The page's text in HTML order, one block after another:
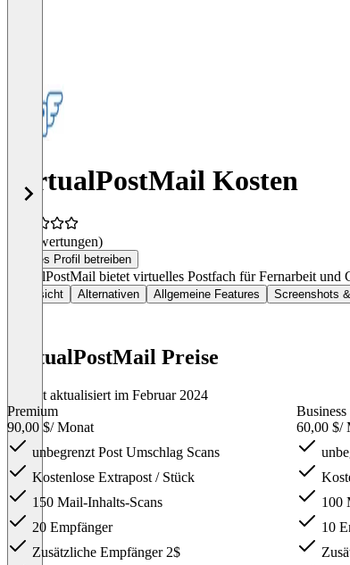
VirtualPostMail Kosten
(0 Bewertungen)
Dieses Profil betreiben
VirtualPostMail bietet virtuelles Postfach für Fernarbeit
Übersicht Alternativen Allgemeine Features Screenshots
VirtualPostMail Preise
Zuletzt aktualisiert im Februar 2024
Premium
90,00 $/ Monat
unbegrenzt Post Umschlag Scans
Kostenlose Extrapost / Stück
150 Mail-Inhalts-Scans
20 Empfänger
Zusätzliche Empfänger 2$
Business
60,00 $/
100
10